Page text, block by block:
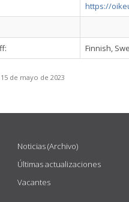
https://
Finnish,
15 de mayo de 2023
Noticias (Archivo)
Últimas actualizaciones
Vacantes